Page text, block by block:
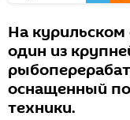
На
один из
оснащенный
техники.